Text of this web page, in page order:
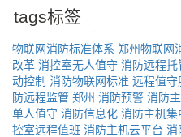
tags标签
物联网消防标准体系 郑州物联网
改革 消控室无人值守 消防远程托
动控制 消防物联网标准 远程值守
防远程监管 郑州 消防预警 消防
单人值守 消防信息化 消防主机集
控室远程值班 消防主机云平台 消